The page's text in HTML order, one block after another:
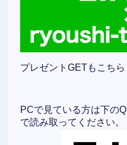
プレゼントGETもこちら
PCで見ている方は下の
で読み取ってください。